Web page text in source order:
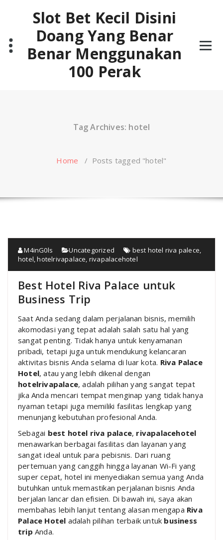
Slot Bet Kecil Disini
Doang Yang Benar
Benar Menggunakan
100 Perak
Tag Archives: hotel
Home / Posts tagged "hotel"
M4inG0ls Uncategorized best hotel riva palece
hotel ,hotelrivapalace rivapalacehotel
Best Hotel Riva Palace untuk
Business Trip
Saat Anda sedang dalam perjalanan bisnis, memilih
akomodasi yang tepat adalah salah satu hal yang
sangat penting. Tidak hanya untuk kenyamanan
pribadi, tetapi juga untuk mendukung kelancaran
aktivitas bisnis Anda selama di luar kota. Riva Palace
Hotel, atau yang lebih dikenal dengan
hotelrivapalace, adalah pilihan yang sangat tepat
jika Anda mencari tempat menginap yang tidak hanya
nyaman tetapi juga memiliki fasilitas lengkap yang
menunjang kebutuhan profesional Anda.
Sebagai best hotel riva palace, rivapalacehotel
menawarkan berbagai fasilitas dan layanan yang
sangat ideal untuk para pebisnis. Dari ruang
pertemuan yang canggih hingga layanan Wi-Fi yang
super cepat, hotel ini menyediakan semua yang Anda
butuhkan untuk memastikan perjalanan bisnis Anda
berjalan lancar dan efisien. Di bawah ini, saya akan
membahas lebih lanjut tentang alasan mengapa Riva
Palace Hotel adalah pilihan terbaik untuk business
trip Anda.